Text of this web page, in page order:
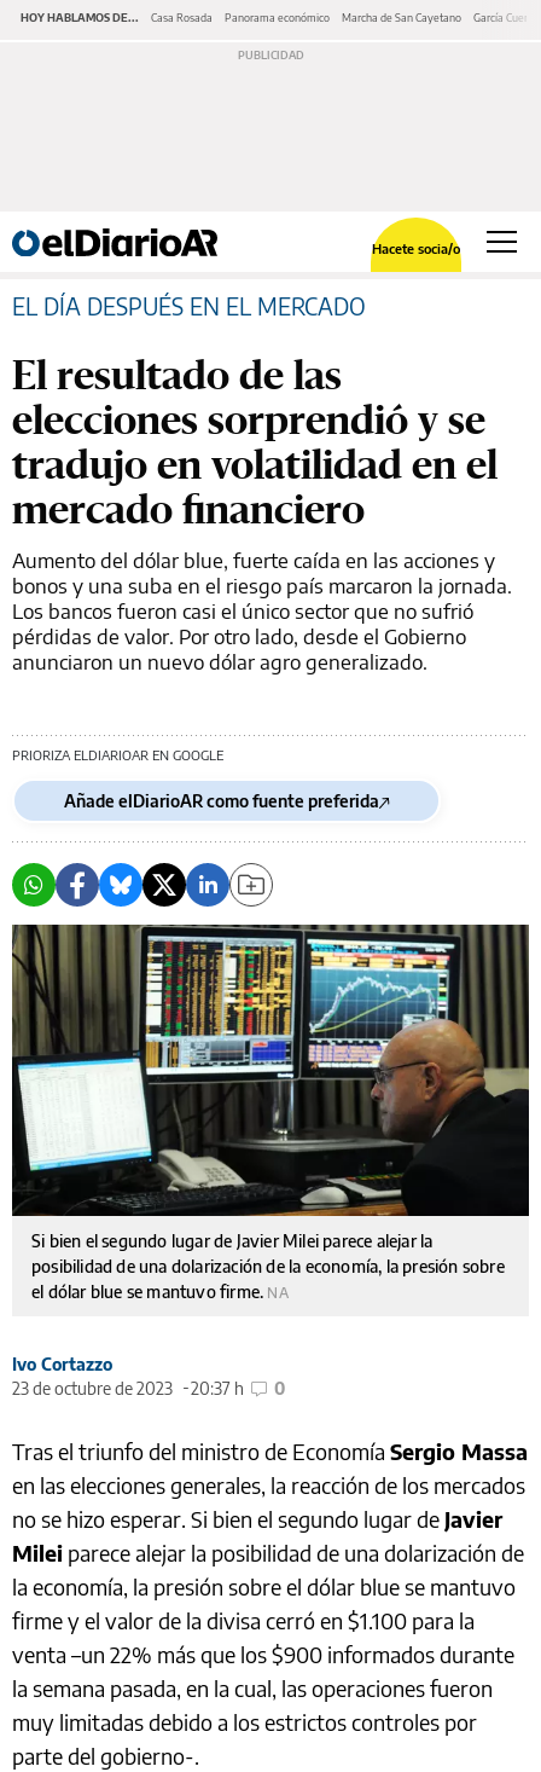
HOY HABLAMOS DE... Casa Rosada Panorama económico Marcha de San Cayetano García Cuerva
Hacete socia/o
EL DÍA DESPUÉS EN EL MERCADO
El resultado de las
elecciones sorprendió y se
tradujo en volatilidad en el
mercado financiero
Aumento del dólar blue, fuerte caída en las acciones y
bonos y una suba en el riesgo país marcaron la jornada.
Los bancos fueron casi el único sector que no sufrió
pérdidas de valor. Por otro lado, desde el Gobierno
anunciaron un nuevo dólar agro generalizado.
PRIORIZA ELDIARIOAR EN GOOGLE
Añade elDiarioAR como fuente preferida
Si bien el segundo lugar de Javier Milei parece alejar la
posibilidad de una dolarización de la economía, la presión sobre
el dólar blue se mantuvo firme. NA
Ivo Cortazzo
23 de octubre de 2023
20:37 h 0
Tras el triunfo del ministro de Economía Sergio Massa
en las elecciones generales, la reacción de los mercados
no se hizo esperar. Si bien el segundo lugar de Javier
Milei parece alejar la posibilidad de una dolarización de
la economía, la presión sobre el dólar blue se mantuvo
firme y el valor de la divisa cerró en $1.100 para la
venta –un 22% más que los $900 informados durante
la semana pasada, en la cual, las operaciones fueron
muy limitadas debido a los estrictos controles por
parte del gobierno-.